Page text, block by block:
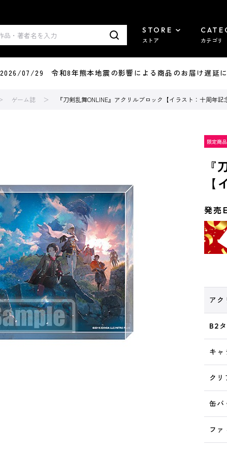
STORE
ストア カテゴリ
2026/07/29 令和8年熊本地震の影響による商品のお届け遅延
ゲーム誌 『刀剣乱舞ONLINE』アクリルブロック【イラスト：十周年記
発売
アク
B2
キャ
ク
缶
フ